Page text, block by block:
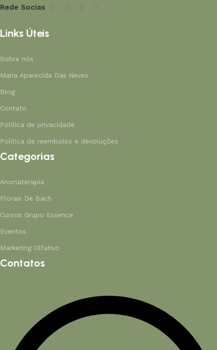
Rede Socias
Links Úteis
Sobre nós
Maria Aparecida Das Neves
Blog
Contato
Política de privacidade
Política de reembolso e devoluções
Categorias
Aromaterapia
Florais De Bach
Cursos Grupo Essence
Eventos
Marketing Olfativo
Contatos